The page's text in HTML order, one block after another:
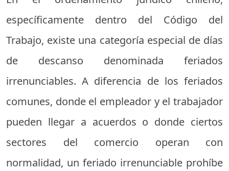
específicamente dentro del Código del
Trabajo, existe una categoría especial de días
de descanso denominada feriados
irrenunciables. A diferencia de los feriados
comunes, donde el empleador y el trabajador
pueden llegar a acuerdos o donde ciertos
sectores del comercio operan con
normalidad, un feriado irrenunciable prohíbe